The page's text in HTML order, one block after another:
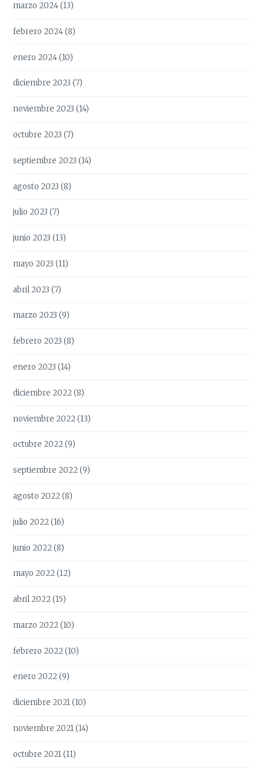
marzo 2024(13)
febrero 2024(8)
enero 2024(10)
diciembre 2023 (7)
noviembre 2023 (14)
octubre 2023 (7)
septiembre 2023 (14)
agosto 2023 (8)
julio 2023 (7)
junio 2023 (13)
mayo 2023 (11)
abril 2023 (7)
marzo 2023 (9)
febrero 2023 (8)
enero 2023 (14)
diciembre 2022(8)
noviembre 2022(13)
octubre 2022(9)
septiembre 2022(9)
agosto 2022(8)
julio 2022(16)
junio 2022(8)
mayo 2022(12)
abril 2022(15)
marzo 2022(10)
febrero 2022(10)
enero 2022(9)
diciembre 2021(10)
noviembre 2021(14)
octubre 2021(11)